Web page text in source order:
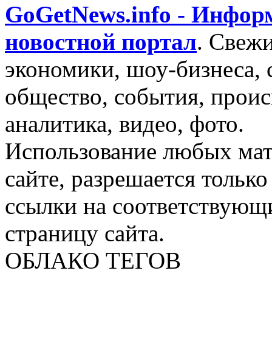
GoGetNews.info -
новостной портал.
экономики, шоу-бизнеса,
общество, события,
аналитика, видео, фото.
Использование любых
сайте, разрешается
ссылки на
страницу сайта.
ОБЛАКО ТЕГОВ